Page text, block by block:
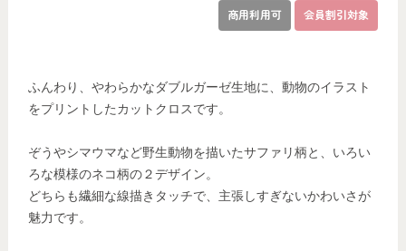
商用利用可 会員割引対象
ふんわり、やわらかなダブルガーゼ生地に、動物のイラスト
をプリントしたカットクロスです。
ぞうやシマウマなど野生動物を描いたサファリ柄と、いろい
ろな模様のネコ柄の２デザイン。
どちらも繊細な線描きタッチで、主張しすぎないかわいさが
魅力です。